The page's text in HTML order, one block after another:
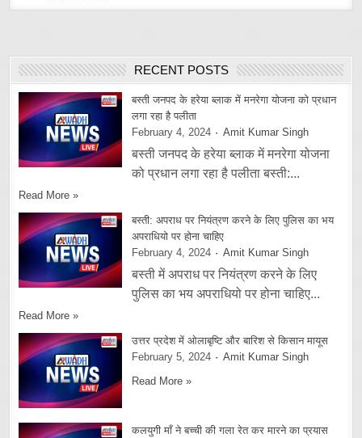
RECENT POSTS
बस्ती जनपद के हरेया ब्लाक में मनरेगा योजना को प्रधान
लगा रहा है पलीता
February 4, 2024
Amit Kumar Singh
बस्ती जनपद के हरेया ब्लाक में मनरेगा योजना
को प्रधान लगा रहा है पलीता बस्ती:...
Read More »
बस्ती: अपराध पर नियंत्रण करने के लिए पुलिस का भय
अपराधियो पर होना चाहिए
February 4, 2024
Amit Kumar Singh
बस्ती में अपराध पर नियंत्रण करने के लिए
पुलिस का भय अपराधियो पर होना चाहिए...
Read More »
उत्तर प्रदेश में ओलाबृष्टि और बारिश से किसान मायूस
February 5, 2024
Amit Kumar Singh
Read More »
कलयुगी माँ ने बच्ची की गला रेत कर मारने का प्रयास